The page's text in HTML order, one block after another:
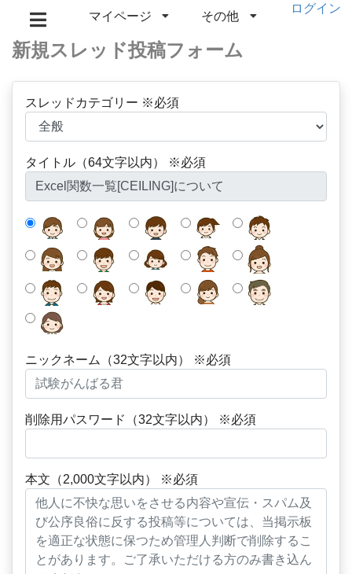
マイページ その他
ログイン
新規スレッド投稿フォーム
スレッドカテゴリー ※必須
タイトル（64文字以内） ※必須
ニックネーム（32文字以内） ※必須
削除用パスワード（32文字以内） ※必須
本文（2,000文字以内） ※必須